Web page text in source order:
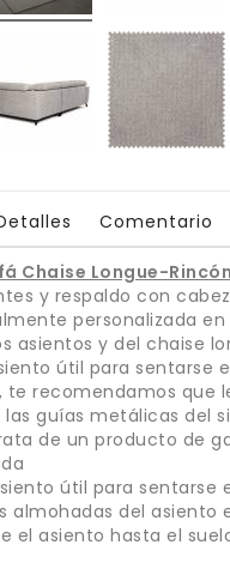
Comentario
Chaise Longue-Rincón
y respaldo con
personalizada en
asientos y del chaise
útil para sentarse
te recomendamos que
guías metálicas del
de un producto de
útil para sentarse
almohadas del asiento
el asiento hasta el